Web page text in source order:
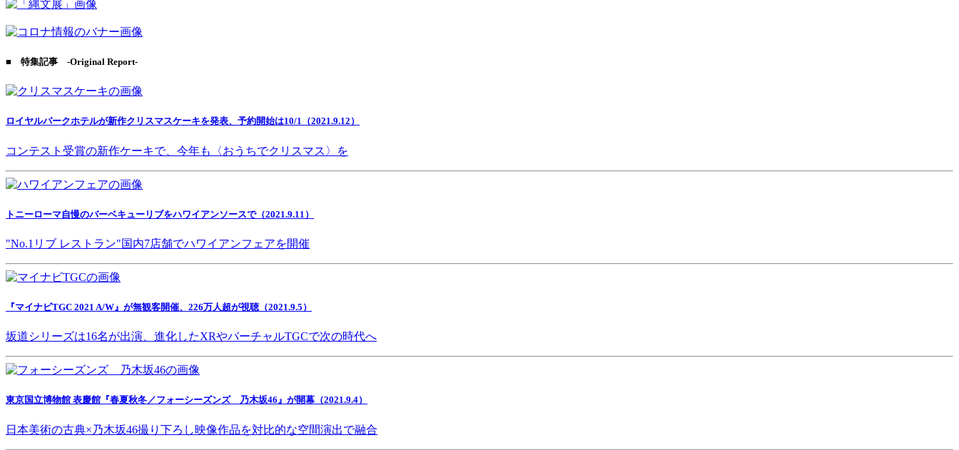
■ 特集記事 -Original Report-
ロイヤルパークホテルが新作クリスマスケーキを発表、予約開始は10/1（2021.9.12）
コンテスト受賞の新作ケーキで、今年も〈おうちでクリスマス〉を
トニーローマ自慢のバーベキューリブをハワイアンソースで（2021.9.11）
"No.1リブ レストラン"国内7店舗でハワイアンフェアを開催
『マイナビTGC 2021 A/W』が無観客開催、226万人超が視聴（2021.9.5）
坂道シリーズは16名が出演、進化したXRやバーチャルTGCで次の時代へ
東京国立博物館 表慶館『春夏秋冬／フォーシーズンズ 乃木坂46』が開幕（2021.9.4）
日本美術の古典×乃木坂46撮り下ろし映像作品を対比的な空間演出で融合